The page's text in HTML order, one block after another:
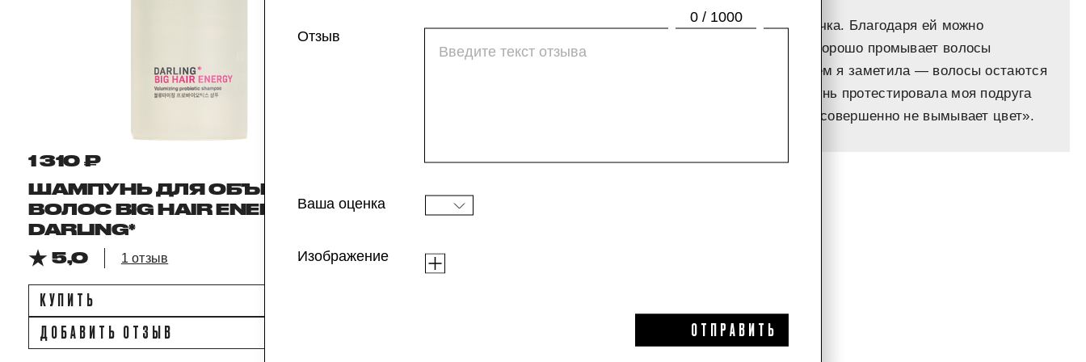
1 310 ₽
ШАМПУНЬ ДЛЯ ОБЪЕМА
ВОЛОС BIG HAIR ENERGY,
DARLING*
5,0
1 отзыв
КУПИТЬ
ДОБАВИТЬ ОТЗЫВ
Отзыв
0 / 1000
Ваша оценка
Изображение
ОТПРАВИТЬ
«Во-первых, мне понравилась красивая прозрачная бутылочка. Благодаря ей можно
отслеживать количество оставшегося средства. Шампунь хорошо промывает волосы
и оставляет их мягкими и увлажненными. Обещанный объем я заметила — волосы остаются
чистыми и подвижными в течение пары дней. А еще шампунь протестировала моя подруга
с окрашенными волосами, ей тоже понравилось. Средство совершенно не вымывает цвет».